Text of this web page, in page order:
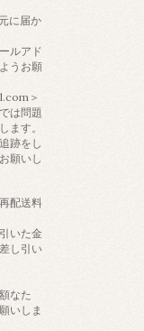
に届か
ルアド
うお願
＞
は問題
ます。
跡をし
願いし
配送料
いた金
し引い
なた
いしま